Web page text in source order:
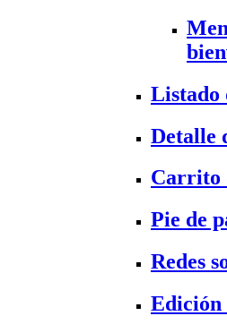
Listado
Detalle
Carrito
Pie de
Redes
Edición